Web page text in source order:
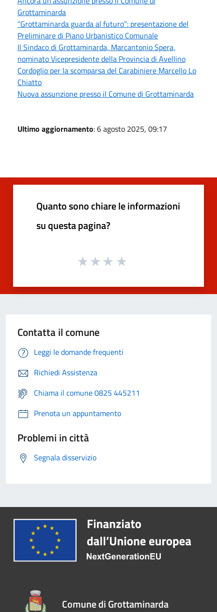
Grottaminarda
“Grottaminarda guarda al futuro”: presentazione del
Preliminare di Piano Urbanistico Comunale
Il Sindaco di Grottaminarda, Marcantonio Spera,
nominato Vicepresidente della Provincia di Avellino
Cordoglio per la scomparsa del Carabiniere Marcello Lo
Chiatto
Nuova assunzione presso il Comune di Grottaminarda
Ultimo aggiornamento: 6 agosto 2025, 09:17
Quanto sono chiare le informazioni
su questa pagina?
Contatta il comune
Leggi le domande frequenti
Richiedi Assistenza
Chiama il comune 0825 445211
Prenota un appuntamento
Problemi in città
Segnala disservizio
Comune di Grottaminarda